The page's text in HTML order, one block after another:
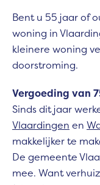
Bent u 55 jaar of
woning in
kleinere woning
doorstroming.
Vergoeding van
Sinds dit jaar
Vlaardingen en
makkelijker te
De gemeente
mee. Want